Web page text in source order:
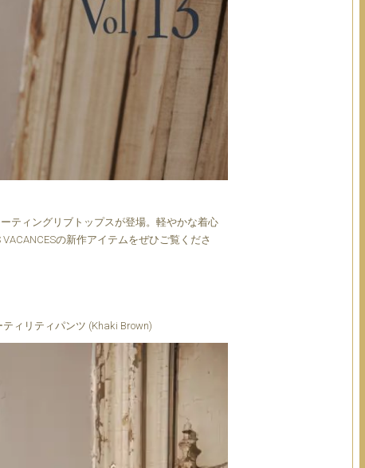
ティングリブトップスが登場。軽やかな着心
の新作アイテムをぜひご覧くださ
ィリティパンツ (Khaki Brown)